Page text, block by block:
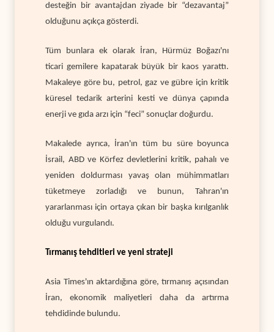
desteğin bir avantajdan ziyade bir “dezavantaj”
olduğunu açıkça gösterdi.
Tüm bunlara ek olarak İran, Hürmüz Boğazı'nı
ticari gemilere kapatarak büyük bir kaos yarattı.
Makaleye göre bu, petrol, gaz ve gübre için kritik
küresel tedarik arterini kesti ve dünya çapında
enerji ve gıda arzı için “feci” sonuçlar doğurdu.
Makalede ayrıca, İran'ın tüm bu süre boyunca
İsrail, ABD ve Körfez devletlerini kritik, pahalı ve
yeniden doldurması yavaş olan mühimmatları
tüketmeye zorladığı ve bunun, Tahran'ın
yararlanması için ortaya çıkan bir başka kırılganlık
olduğu vurgulandı.
Tırmanış tehditleri ve yeni strateji
Asia Times'ın aktardığına göre, tırmanış açısından
İran, ekonomik maliyetleri daha da artırma
tehdidinde bulundu.